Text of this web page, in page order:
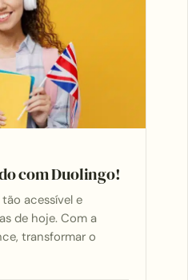
com Duolingo!
acessível e
de hoje. Com a
transformar o